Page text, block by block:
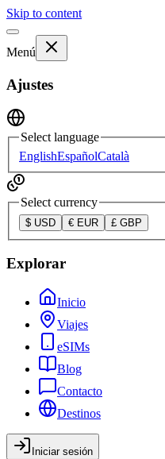
Skip to content
Menú
Ajustes
Select language
EnglishEspañolCatalà
Select currency
$ USD € EUR £ GBP
Explorar
Inicio
Viajes
eSIMs
Blog
Contacto
Destinos
Iniciar sesión